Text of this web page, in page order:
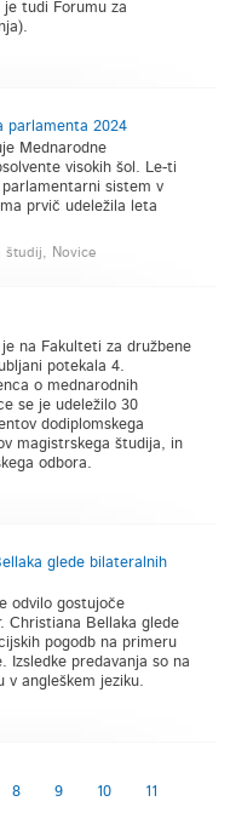
je tudi Forumu za
parlamenta 2024
Mednarodne
visokih šol. Le-ti
sistem v
prvič udeležila leta
študij, Novice
na Fakulteti za družbene
potekala 4.
o mednarodnih
se je udeležilo 30
dodiplomskega
magistrskega študija, in
odbora.
glede bilateralnih
odvilo gostujoče
Christiana Bellaka glede
pogodb na primeru
Izsledke predavanja so na
v angleškem jeziku.
8 9 10 11